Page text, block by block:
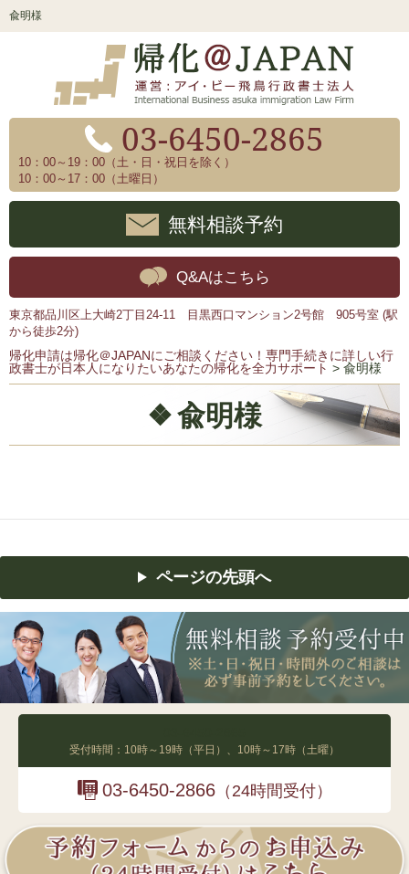
兪明様
03-6450-2865
10：00～19：00（土・日・祝日を除く）
10：00～17：00（土曜日）
無料相談予約
Q&Aはこちら
東京都品川区上大崎2丁目24-11 目黒西口マンション2号館 905号室 (駅
から徒歩2分)
帰化申請は帰化＠JAPANにご相談ください！専門手続きに詳しい行
政書士が日本人になりたいあなたの帰化を全力サポート > 兪明様
兪明様
ページの先頭へ
受付時間：10時～19時（平日）、10時～17時（土曜）
03-6450-2866（24時間受付）